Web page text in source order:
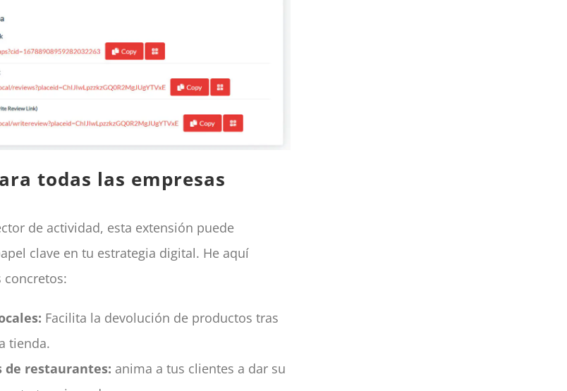
todas las empresas
de actividad, esta extensión puede
clave en tu estrategia digital. He aquí
concretos:
Facilita la devolución de productos tras
tienda.
de restaurantes: anima a tus clientes a dar su